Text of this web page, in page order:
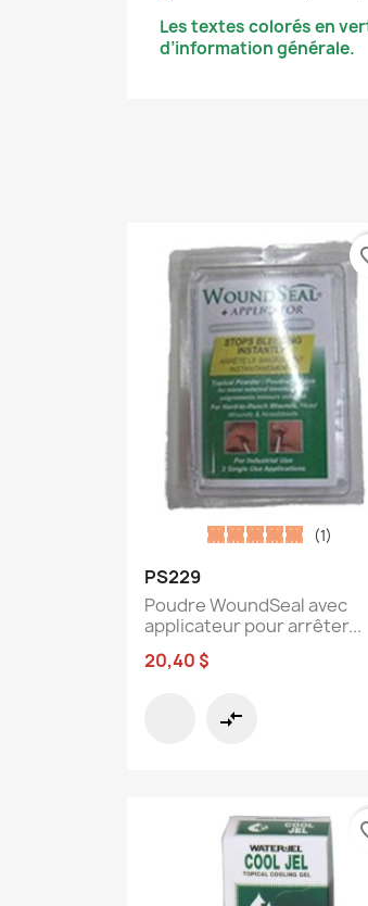
Les textes colorés en
d’information générale.

PS229
Poudre WoundSeal avec
applicateur pour arrêter...
20,40 $
(1)
compare_arrows